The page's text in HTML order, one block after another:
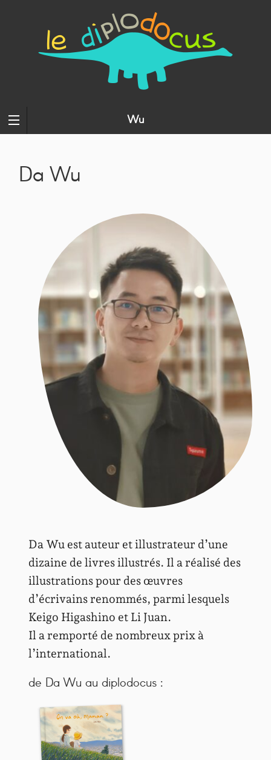
Wu
Da Wu
Da Wu est auteur et illustrateur d’une
dizaine de livres illustrés. Il a réalisé des
illustrations pour des œuvres
d’écrivains renommés, parmi lesquels
Keigo Higashino et Li Juan.
Il a remporté de nombreux prix à
l’international.
de Da Wu au diplodocus :